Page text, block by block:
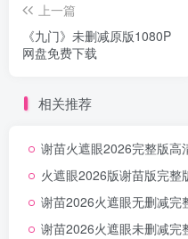
上一篇
《九门》未删减原版1080P
网盘免费下载
相关推荐
谢苗火遮眼2026完整版高
火遮眼2026版谢苗版完整
谢苗2026火遮眼无删减完
谢苗2026火遮眼未删减完